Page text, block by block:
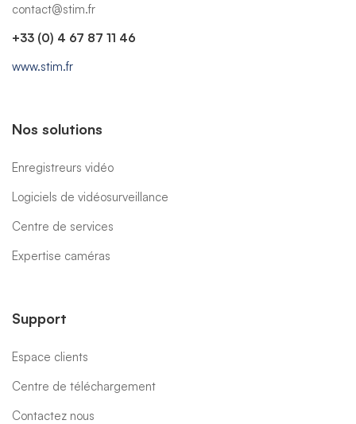
contact@stim.fr
+33 (0) 4 67 87 11 46
www.stim.fr
Nos solutions
Enregistreurs vidéo
Logiciels de vidéosurveillance
Centre de services
Expertise caméras
Support
Espace clients
Centre de téléchargement
Contactez nous